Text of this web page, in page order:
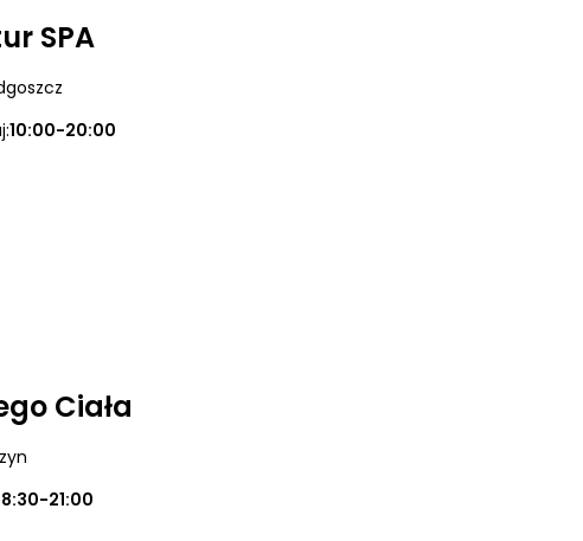
SPA
10:00-20:00
Ciała
21:00